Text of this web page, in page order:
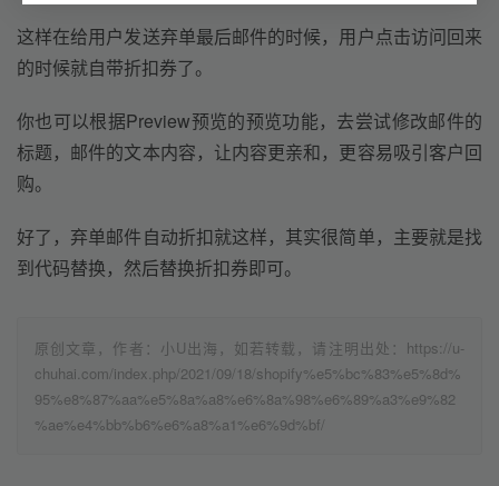
这样在给用户发送弃单最后邮件的时候，用户点击访问回来
的时候就自带折扣券了。
你也可以根据Preview预览的预览功能，去尝试修改邮件的
标题，邮件的文本内容，让内容更亲和，更容易吸引客户回
购。
好了，弃单邮件自动折扣就这样，其实很简单，主要就是找
到代码替换，然后替换折扣券即可。
原创文章，作者：小U出海，如若转载，请注明出处：https://u-
chuhai.com/index.php/2021/09/18/shopify%e5%bc%83%e5%8d%
95%e8%87%aa%e5%8a%a8%e6%8a%98%e6%89%a3%e9%82
%ae%e4%bb%b6%e6%a8%a1%e6%9d%bf/